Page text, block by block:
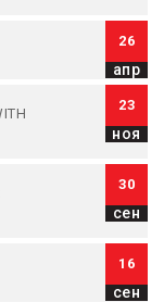
26
апр
23
ноя
30
сен
16
сен